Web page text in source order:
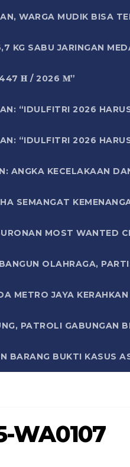
WARGA MUDIK BISA
KG SABU JARINGAN
1447 𝐇 / 2026 𝐌”
“IDULFITRI 2026
“IDULFITRI 2026
ANGKA KECELAKAAN
SEMANGAT
MOST WANTED
OLAHRAGA,
METRO JAYA
PATROLI GABUNGAN
BARANG BUKTI KASUS
WA0107